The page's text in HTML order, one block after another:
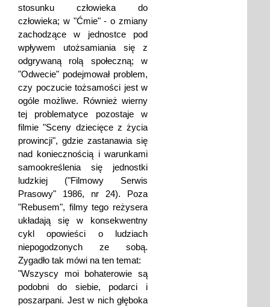
stosunku człowieka do
człowieka; w "Ćmie" - o zmiany
zachodzące w jednostce pod
wpływem utożsamiania się z
odgrywaną rolą społeczną; w
"Odwecie" podejmował problem,
czy poczucie tożsamości jest w
ogóle możliwe. Również wierny
tej problematyce pozostaje w
filmie "Sceny dziecięce z życia
prowincji", gdzie zastanawia się
nad koniecznością i warunkami
samookreślenia się jednostki
ludzkiej ("Filmowy Serwis
Prasowy" 1986, nr 24). Poza
"Rebusem", filmy tego reżysera
układają się w konsekwentny
cykl opowieści o ludziach
niepogodzonych ze sobą.
Zygadło tak mówi na ten temat:
"Wszyscy moi bohaterowie są
podobni do siebie, podarci i
poszarpani. Jest w nich głęboka